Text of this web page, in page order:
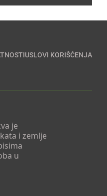
USLOVI KORIŠĆENJA
je
i zemlje
u